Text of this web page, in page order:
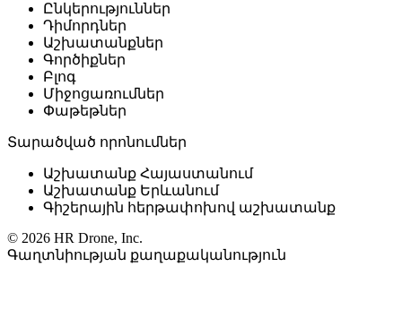
Ընկերություններ
Դիմորդներ
Աշխատանքներ
Գործիքներ
Բլոգ
Միջոցառումներ
Փաթեթներ
Տարածված որոնումներ
Աշխատանք Հայաստանում
Աշխատանք Երևանում
Գիշերային հերթափոխով աշխատանք
© 2026 HR Drone, Inc.
Գաղտնիության քաղաքականություն